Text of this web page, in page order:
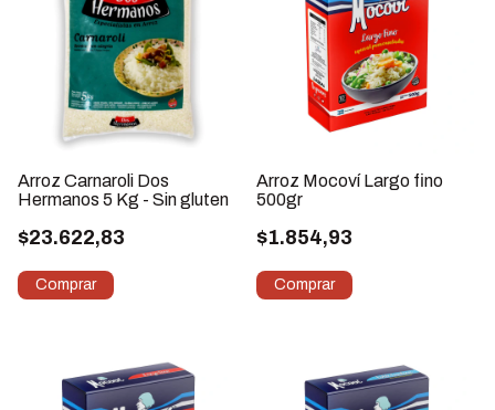
Arroz Carnaroli Dos
Hermanos 5 Kg - Sin gluten
$23.622,83
Arroz Mocoví Largo fino
500gr
$1.854,93